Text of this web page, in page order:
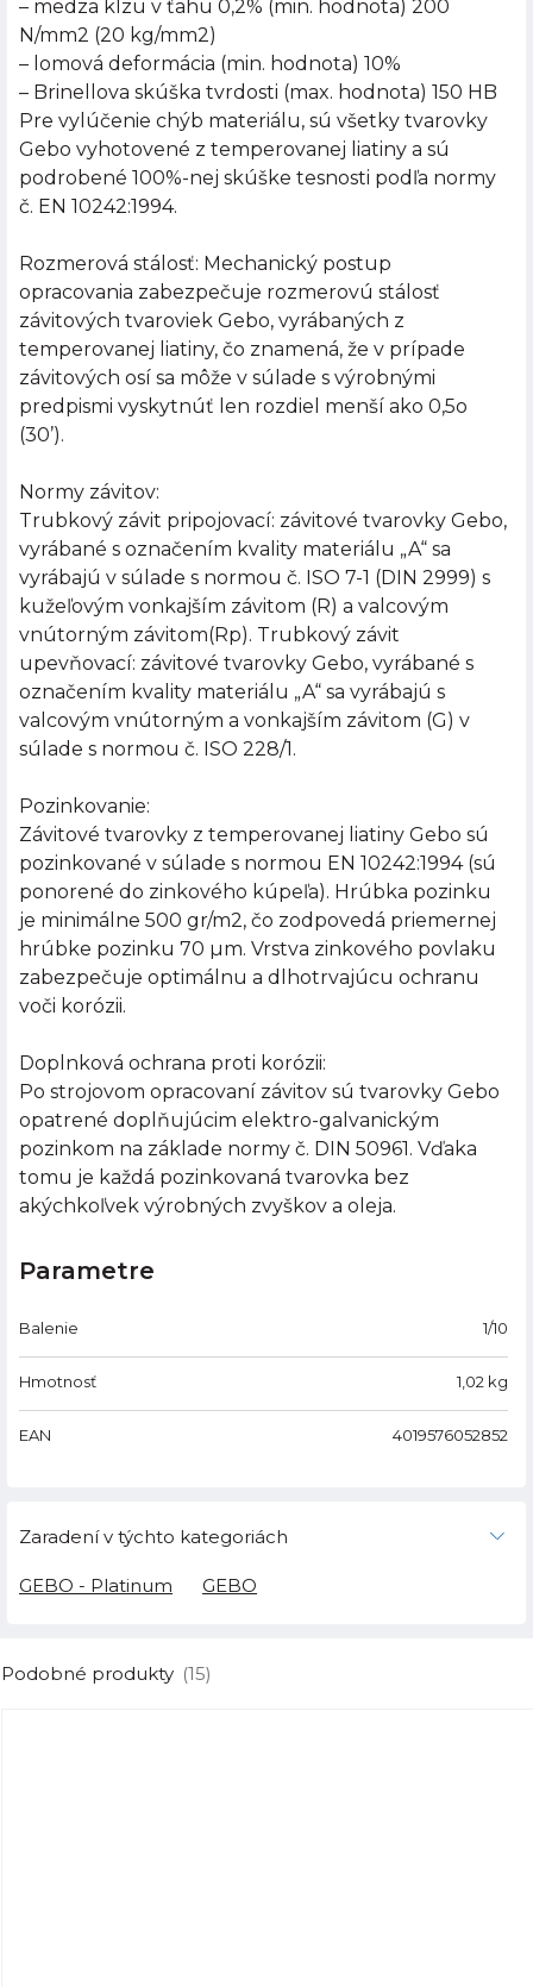
– medza klzu v ťahu 0,2% (min. hodnota) 200
N/mm2 (20 kg/mm2)
– lomová deformácia (min. hodnota) 10%
– Brinellova skúška tvrdosti (max. hodnota) 150 HB
Pre vylúčenie chýb materiálu, sú všetky tvarovky
Gebo vyhotovené z temperovanej liatiny a sú
podrobené 100%-nej skúške tesnosti podľa normy
č. EN 10242:1994.
Rozmerová stálosť: Mechanický postup
opracovania zabezpečuje rozmerovú stálosť
závitových tvaroviek Gebo, vyrábaných z
temperovanej liatiny, čo znamená, že v prípade
závitových osí sa môže v súlade s výrobnými
predpismi vyskytnúť len rozdiel menší ako 0,5o
(30’).
Normy závitov:
Trubkový závit pripojovací: závitové tvarovky Gebo,
vyrábané s označením kvality materiálu „A“ sa
vyrábajú v súlade s normou č. ISO 7-1 (DIN 2999) s
kužeľovým vonkajším závitom (R) a valcovým
vnútorným závitom(Rp). Trubkový závit
upevňovací: závitové tvarovky Gebo, vyrábané s
označením kvality materiálu „A“ sa vyrábajú s
valcovým vnútorným a vonkajším závitom (G) v
súlade s normou č. ISO 228/1.
Pozinkovanie:
Závitové tvarovky z temperovanej liatiny Gebo sú
pozinkované v súlade s normou EN 10242:1994 (sú
ponorené do zinkového kúpeľa). Hrúbka pozinku
je minimálne 500 gr/m2, čo zodpovedá priemernej
hrúbke pozinku 70 µm. Vrstva zinkového povlaku
zabezpečuje optimálnu a dlhotrvajúcu ochranu
voči korózii.
Doplnková ochrana proti korózii:
Po strojovom opracovaní závitov sú tvarovky Gebo
opatrené doplňujúcim elektro-galvanickým
pozinkom na základe normy č. DIN 50961. Vďaka
tomu je každá pozinkovaná tvarovka bez
akýchkoľvek výrobných zvyškov a oleja.
Parametre
Balenie 1/10
Hmotnosť 1,02 kg
EAN 4019576052852
Zaradení v týchto kategoriách
GEBO - Platinum GEBO
Podobné produkty (15)